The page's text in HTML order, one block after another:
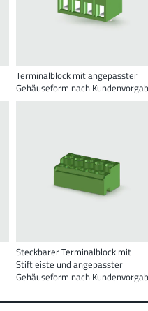
Terminalblock mit angepasster
Gehäuseform nach
Steckbarer Terminalblock mit
Stiftleiste und angepasster
Gehäuseform nach